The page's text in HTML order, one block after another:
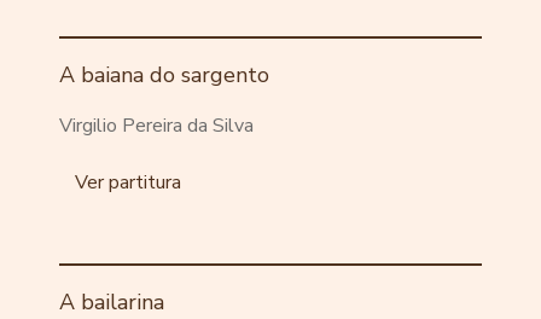
A baiana do sargento
Virgilio Pereira da Silva
Ver partitura
A bailarina